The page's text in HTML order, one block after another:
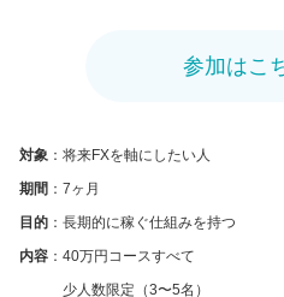
参加はこ
対象 ：将来FXを軸にしたい人
期間 ：7ヶ月
目的 ：長期的に稼ぐ仕組みを持つ
内容 ：40万円コースすべて
少人数限定（3〜5名）